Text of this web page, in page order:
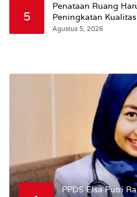
5
Penataan Ruang
Peningkatan
Wattimena: Revisi
Agustus 5, 2026
PPDS Elsa Putri